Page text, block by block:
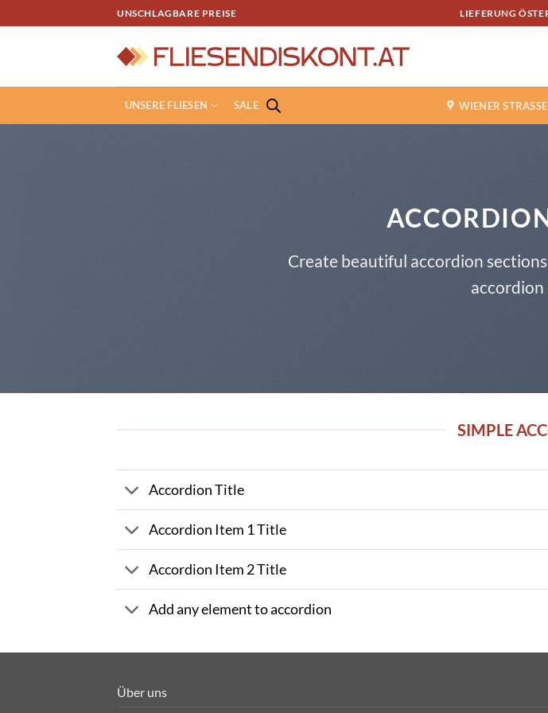
Inhalt
UNSCHLAGBARE PREISE LIEFERUNG
UNSERE FLIESEN SALE WIENER
Create beautiful accordion
accordion
SIMPLE
Accordion Title
Accordion Item 1 Title
Accordion Item 2 Title
Add any element to accordion
Über uns